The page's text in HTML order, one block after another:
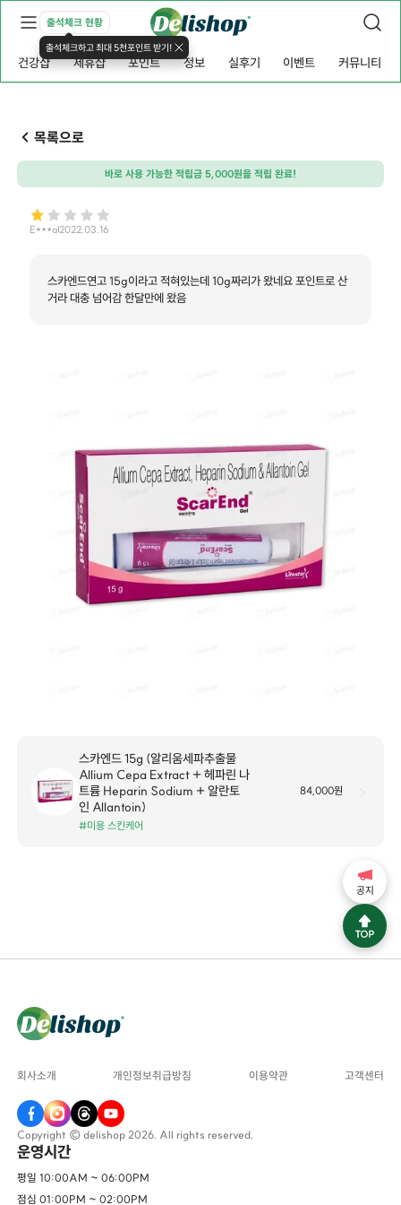
출석체크 현황
출석체크하고 최대 5천포인트 받기!
건강샵 제휴샵 포인트 정보 실후기 이벤트 커뮤니티
목록으로
바로 사용 가능한 적립금 5,000원을 적립 완료!
E***a2022.03.16
스카엔드연고 15g이라고 적혀있는데 10g짜리가 왔네요 포인트로 산
거라 대충 넘어감 한달만에 왔음
스카엔드 15g (알리움세파추출물
Allium Cepa Extract + 헤파린 나
트륨 Heparin Sodium + 알란토
인 Allantoin)
#미용 스킨케어
84,000원
회사소개 개인정보취급방침 이용약관 고객센터
Copyright © delishop 2026. All rights reserved.
운영시간
평일 10:00AM ~ 06:00PM
점심 01:00PM ~ 02:00PM
공지